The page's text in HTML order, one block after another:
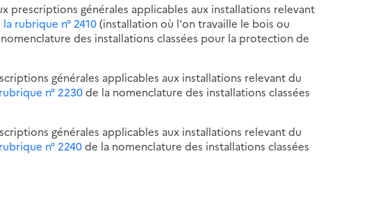
prescriptions générales applicables aux installations relevant
la rubrique n° 2410(installation où l'on travaille le bois ou
des installations classées pour la protection de
générales applicables aux installations relevant du
n° 2230de la nomenclature des installations classées
générales applicables aux installations relevant du
n° 2240de la nomenclature des installations classées